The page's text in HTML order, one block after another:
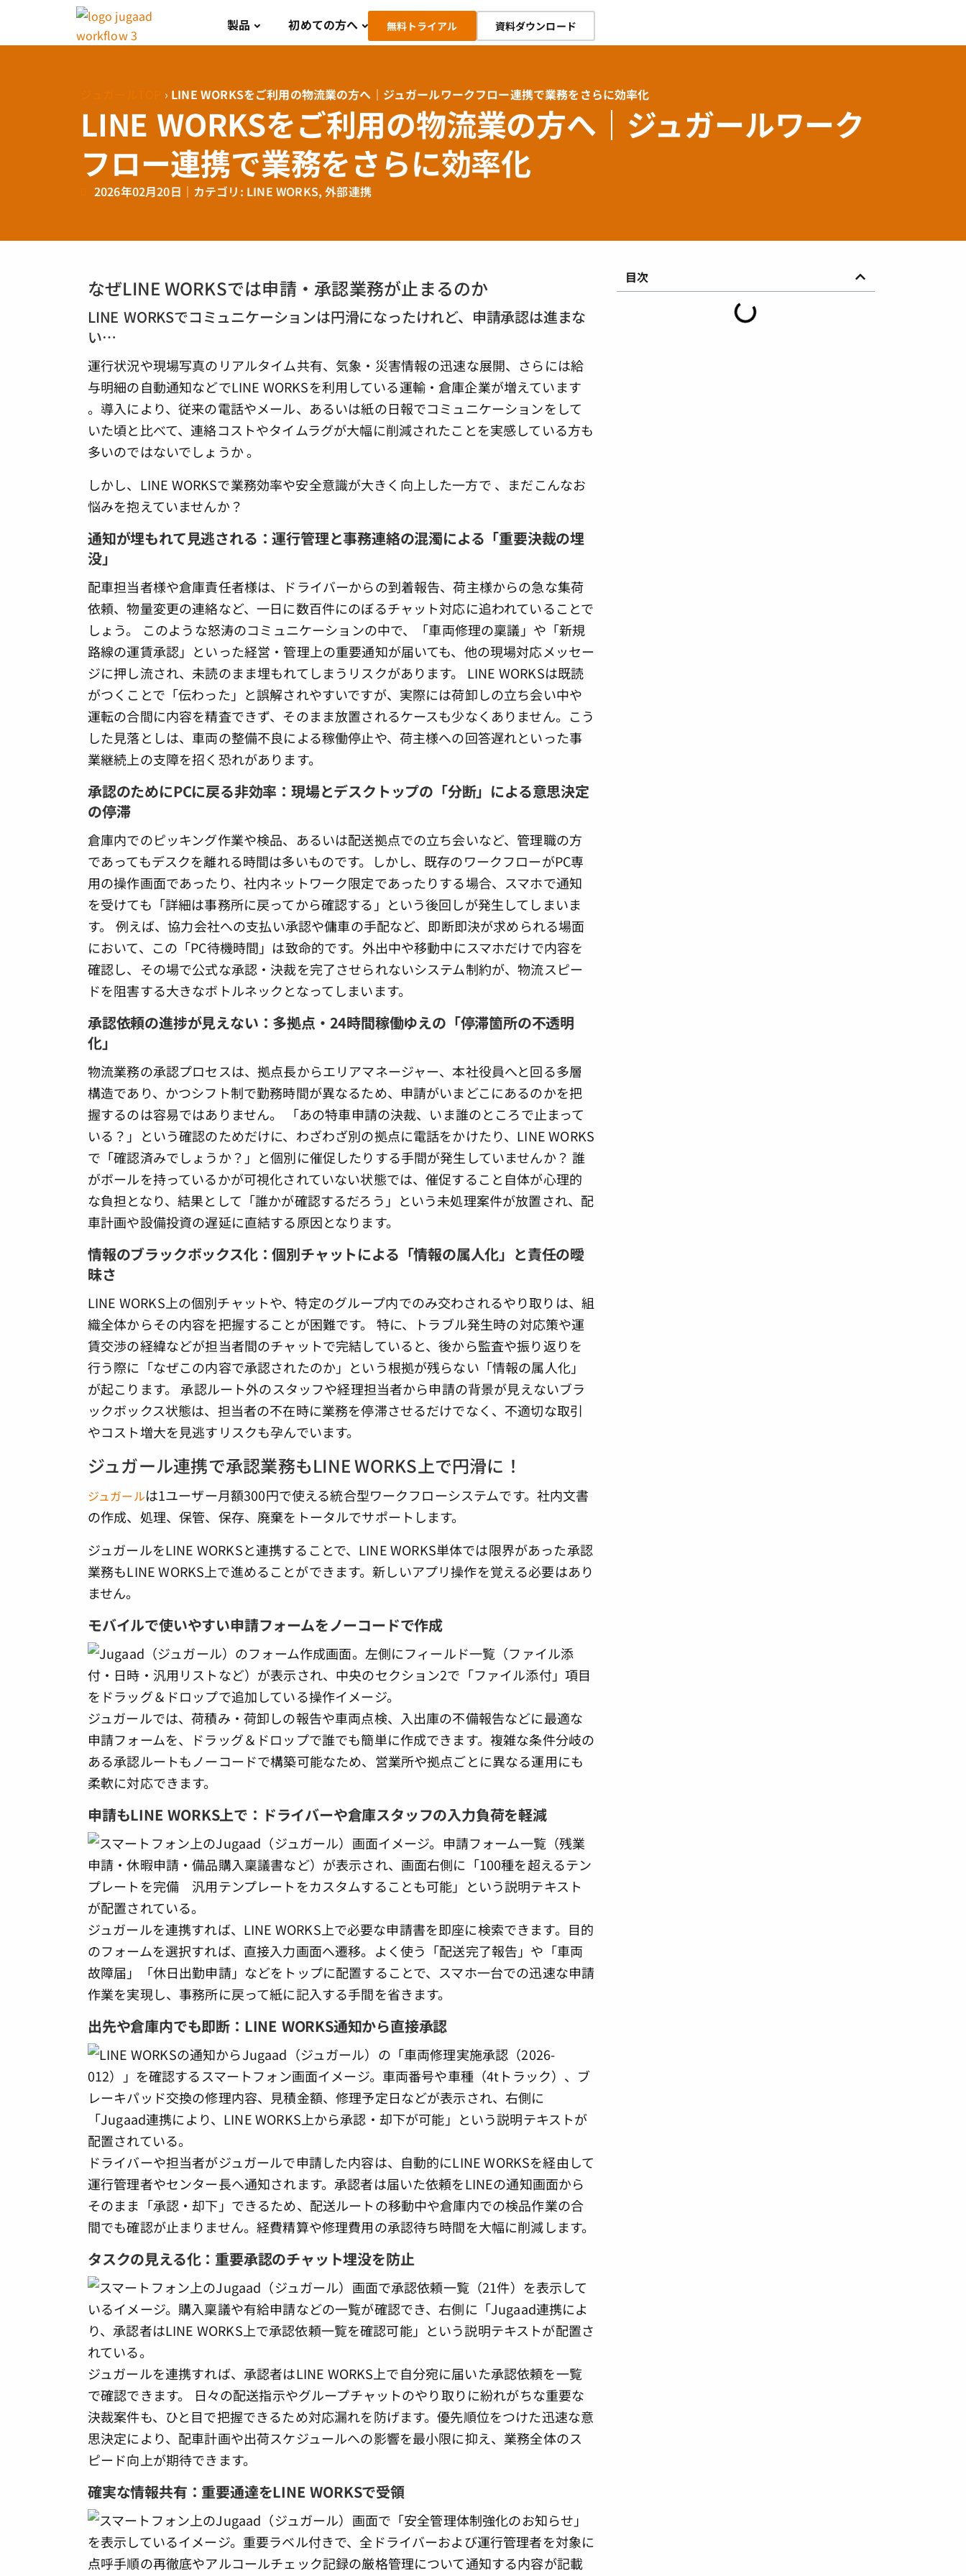
製品 初めての方へ 無料トライアル 資料ダウンロード
› LINE WORKSをご利用の物流業の方へ｜ジュガールワークフロー連携で業務をさらに効率化
LINE WORKSをご利用の物流業の方へ｜ジュガールワーク
フロー連携で業務をさらに効率化
2026年02月20日 ｜カテゴリ: LINE WORKS,外部連携
なぜLINE WORKSでは申請・承認業務が止まるのか
LINE WORKSでコミュニケーションは円滑になったけれど、申請承認は進まな
い…
運行状況や現場写真のリアルタイム共有、気象・災害情報の迅速な展開、さらには給
与明細の自動通知などでLINE WORKSを利用している運輸・倉庫企業が増えています
。導入により、従来の電話やメール、あるいは紙の日報でコミュニケーションをして
いた頃と比べて、連絡コストやタイムラグが大幅に削減されたことを実感している方も
多いのではないでしょうか 。
しかし、LINE WORKSで業務効率や安全意識が大きく向上した一方で 、まだこんなお
悩みを抱えていませんか？
通知が埋もれて見逃される：運行管理と事務連絡の混濁による「重要決裁の埋
没」
配車担当者様や倉庫責任者様は、ドライバーからの到着報告、荷主様からの急な集荷
依頼、物量変更の連絡など、一日に数百件にのぼるチャット対応に追われていることで
しょう。 このような怒涛のコミュニケーションの中で、「車両修理の稟議」や「新規
路線の運賃承認」といった経営・管理上の重要通知が届いても、他の現場対応メッセー
ジに押し流され、未読のまま埋もれてしまうリスクがあります。 LINE WORKSは既読
がつくことで「伝わった」と誤解されやすいですが、実際には荷卸しの立ち会い中や
運転の合間に内容を精査できず、そのまま放置されるケースも少なくありません。こう
した見落としは、車両の整備不良による稼働停止や、荷主様への回答遅れといった事
業継続上の支障を招く恐れがあります。
承認のためにPCに戻る非効率：現場とデスクトップの「分断」による意思決定
の停滞
倉庫内でのピッキング作業や検品、あるいは配送拠点での立ち会いなど、管理職の方
であってもデスクを離れる時間は多いものです。しかし、既存のワークフローがPC専
用の操作画面であったり、社内ネットワーク限定であったりする場合、スマホで通知
を受けても「詳細は事務所に戻ってから確認する」という後回しが発生してしまいま
す。 例えば、協力会社への支払い承認や傭車の手配など、即断即決が求められる場面
において、この「PC待機時間」は致命的です。外出中や移動中にスマホだけで内容を
確認し、その場で公式な承認・決裁を完了させられないシステム制約が、物流スピー
ドを阻害する大きなボトルネックとなってしまいます。
承認依頼の進捗が見えない：多拠点・24時間稼働ゆえの「停滞箇所の不透明
化」
物流業務の承認プロセスは、拠点長からエリアマネージャー、本社役員へと回る多層
構造であり、かつシフト制で勤務時間が異なるため、申請がいまどこにあるのかを把
握するのは容易ではありません。 「あの特車申請の決裁、いま誰のところで止まって
いる？」という確認のためだけに、わざわざ別の拠点に電話をかけたり、LINE WORKS
で「確認済みでしょうか？」と個別に催促したりする手間が発生していませんか？ 誰
がボールを持っているかが可視化されていない状態では、催促すること自体が心理的
な負担となり、結果として「誰かが確認するだろう」という未処理案件が放置され、配
車計画や設備投資の遅延に直結する原因となります。
情報のブラックボックス化：個別チャットによる「情報の属人化」と責任の曖
昧さ
LINE WORKS上の個別チャットや、特定のグループ内でのみ交わされるやり取りは、組
織全体からその内容を把握することが困難です。 特に、トラブル発生時の対応策や運
賃交渉の経緯などが担当者間のチャットで完結していると、後から監査や振り返りを
行う際に「なぜこの内容で承認されたのか」という根拠が残らない「情報の属人化」
が起こります。 承認ルート外のスタッフや経理担当者から申請の背景が見えないブラ
ックボックス状態は、担当者の不在時に業務を停滞させるだけでなく、不適切な取引
やコスト増大を見逃すリスクも孕んでいます。
ジュガール連携で承認業務もLINE WORKS上で円滑に！
ジュガールは1ユーザー月額300円で使える統合型ワークフローシステムです。社内文書
の作成、処理、保管、保存、廃棄をトータルでサポートします。
ジュガールをLINE WORKSと連携することで、LINE WORKS単体では限界があった承認
業務もLINE WORKS上で進めることができます。新しいアプリ操作を覚える必要はあり
ません。
モバイルで使いやすい申請フォームをノーコードで作成
ジュガールでは、荷積み・荷卸しの報告や車両点検、入出庫の不備報告などに最適な
申請フォームを、ドラッグ＆ドロップで誰でも簡単に作成できます。複雑な条件分岐の
ある承認ルートもノーコードで構築可能なため、営業所や拠点ごとに異なる運用にも
柔軟に対応できます。
申請もLINE WORKS上で：ドライバーや倉庫スタッフの入力負荷を軽減
ジュガールを連携すれば、LINE WORKS上で必要な申請書を即座に検索できます。目的
のフォームを選択すれば、直接入力画面へ遷移。よく使う「配送完了報告」や「車両
故障届」「休日出勤申請」などをトップに配置することで、スマホ一台での迅速な申請
作業を実現し、事務所に戻って紙に記入する手間を省きます。
出先や倉庫内でも即断：LINE WORKS通知から直接承認
ドライバーや担当者がジュガールで申請した内容は、自動的にLINE WORKSを経由して
運行管理者やセンター長へ通知されます。承認者は届いた依頼をLINEの通知画面から
そのまま「承認・却下」できるため、配送ルートの移動中や倉庫内での検品作業の合
間でも確認が止まりません。経費精算や修理費用の承認待ち時間を大幅に削減します。
タスクの見える化：重要承認のチャット埋没を防止
ジュガールを連携すれば、承認者はLINE WORKS上で自分宛に届いた承認依頼を一覧
で確認できます。 日々の配送指示やグループチャットのやり取りに紛れがちな重要な
決裁案件も、ひと目で把握できるため対応漏れを防げます。優先順位をつけた迅速な意
思決定により、配車計画や出荷スケジュールへの影響を最小限に抑え、業務全体のス
ピード向上が期待できます。
確実な情報共有：重要通達をLINE WORKSで受領
目次